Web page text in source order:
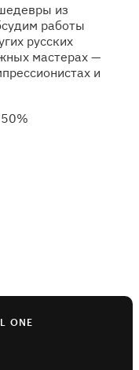
из
работы
русских
мастерах —
и
ONE